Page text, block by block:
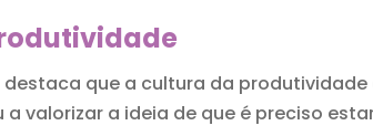
destaca que a cultura da
valorizar a ideia de que é preciso